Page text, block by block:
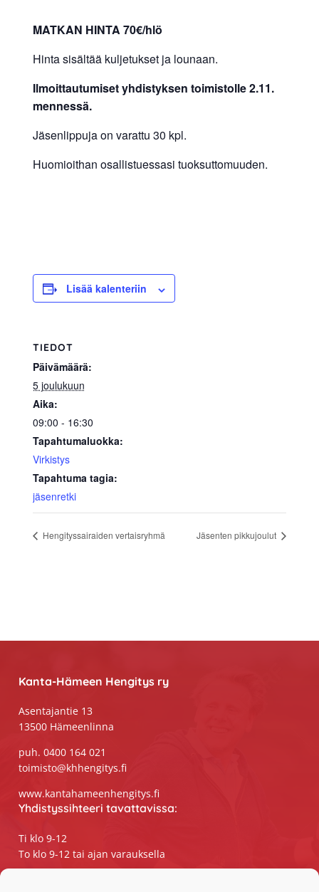
MATKAN HINTA 70€/hlö
Hinta sisältää kuljetukset ja lounaan.
Ilmoittautumiset yhdistyksen toimistolle 2.11.
mennessä.
Jäsenlippuja on varattu 30 kpl.
Huomioithan osallistuessasi tuoksuttomuuden.
Lisää kalenteriin
TIEDOT
Päivämäärä:
5 joulukuun
Aika:
09:00 - 16:30
Tapahtumaluokka:
Virkistys
Tapahtuma tagia:
jäsenretki
Hengityssairaiden vertaisryhmä Jäsenten pikkujoulut
Kanta-Hämeen Hengitys ry
Asentajantie 13
13500 Hämeenlinna
puh. 0400 164 021
toimisto@khhengitys.fi
www.kantahameenhengitys.fi
Yhdistyssihteeri tavattavissa:
Ti klo 9-12
To klo 9-12 tai ajan varauksella